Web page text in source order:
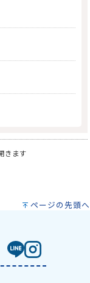
きます
ページの先頭へ